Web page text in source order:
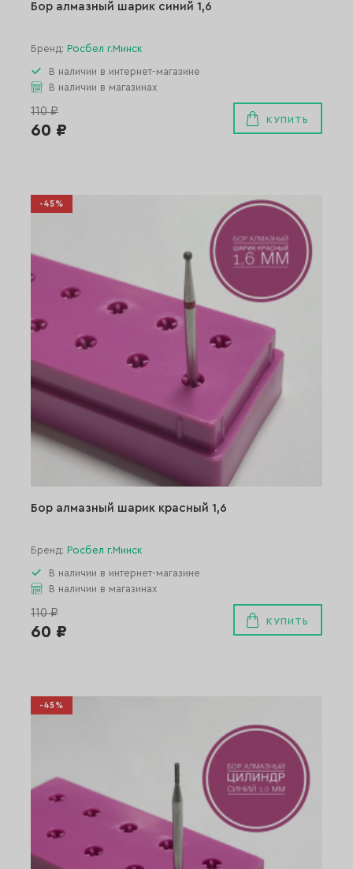
Бор алмазный шарик синий 1,6
Бренд: Росбел г.Минск
В наличии в интернет-магазине
В наличии в магазинах
110 ₽
60 ₽
КУПИТЬ
-45%
Бор алмазный шарик красный 1,6
Бренд: Росбел г.Минск
В наличии в интернет-магазине
В наличии в магазинах
110 ₽
60 ₽
КУПИТЬ
-45%